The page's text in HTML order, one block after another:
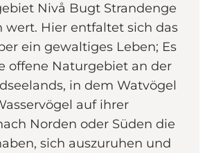
Nivå Bugt Strandenge
wert. Hier entfaltet sich das
ein gewaltiges Leben; Es
offene Naturgebiet an der
in dem Watvögel
auf ihrer
Norden oder Süden die
sich auszuruhen und